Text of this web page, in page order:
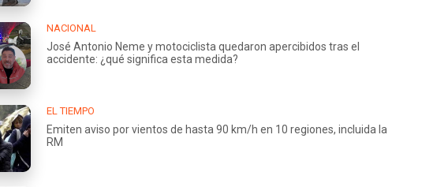
NACIONAL
José Antonio Neme y motociclista quedaron apercibidos tras el
accidente: ¿qué significa esta medida?
EL TIEMPO
Emiten aviso por vientos de hasta 90 km/h en 10 regiones, incluida la
RM